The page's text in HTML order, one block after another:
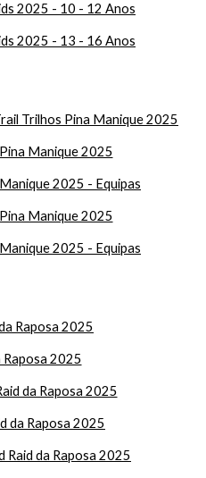
2025 - 10 - 12 Anos
2025 - 13 - 16 Anos
Trilhos Pina Manique 2025
Manique 2025
2025 - Equipas
Manique 2025
2025 - Equipas
Raposa 2025
Raposa 2025
da Raposa 2025
da Raposa 2025
Raid da Raposa 2025